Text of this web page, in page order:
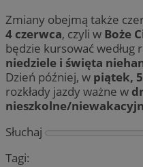
Zmiany obejmą także
4 czerwca, czyli w Boże
będzie kursować według
niedziele i święta
Dzień później, w piątek,
rozkłady jazdy ważne w
nieszkolne/
Słuchaj
Tagi: